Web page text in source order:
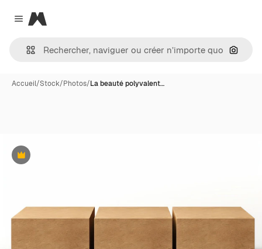
Close menu
Magnific
Accueil/Stock/Photos/La beauté polyvalent…
Premium